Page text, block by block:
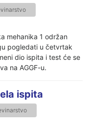
mehanika 1 održan
pogledati u četvrtak
dio ispita i test će se
na AGGF-u.
ispita